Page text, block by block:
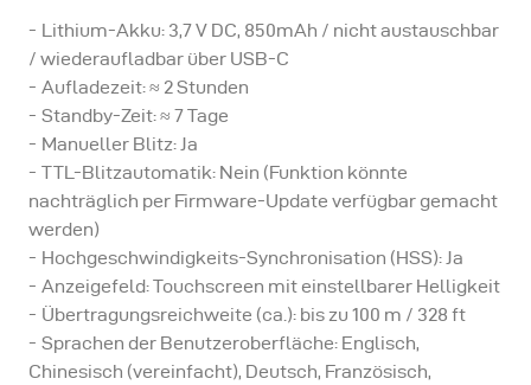
Der RFS 3 kann alle aktuellen broncolor Generatoren
und Kompaktgeräte (Satos, Scoro, Siros und Move)
steuern. Ältere broncolor-Geräte müssen mit dem RFS
2-Modul ausgestattet sein.
Bitte beachten Sie:
broncolor Generatoren oder Kompaktgeräte, die zuvor
mit RFS 2.1 oder RFS 2.2 Sendern funktionierten,
funktionieren auch mit dem RFS 3.
Lithium-Akku: 3,7 V DC, 850mAh / nicht austauschbar
/ wiederaufladbar über USB-C
Aufladezeit: ≈ 2 Stunden
Standby-Zeit: ≈ 7 Tage
Manueller Blitz: Ja
TTL-Blitzautomatik: Nein (Funktion könnte
nachträglich per Firmware-Update verfügbar gemacht
werden)
Hochgeschwindigkeits-Synchronisation (HSS): Ja
Anzeigefeld: Touchscreen mit einstellbarer Helligkeit
Übertragungsreichweite (ca.): bis zu 100 m / 328 ft
Sprachen der Benutzeroberfläche: Englisch,
Chinesisch (vereinfacht), Deutsch, Französisch,